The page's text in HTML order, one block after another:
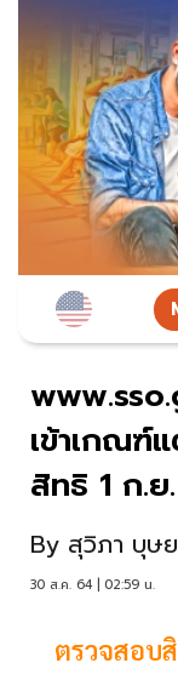
เข้าเกณฑ์
สิทธิ 1 ก.ย.
By สุวิภา บุษ
30 ส.ค. 64 | 02:59 น.
ตรวจสอบ